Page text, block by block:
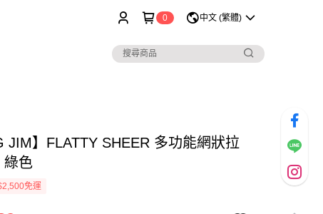
0 中文 (繁體)
JIM】FLATTY SHEER 多功能網狀拉
綠色
免運